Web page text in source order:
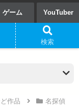
ゲーム YouTuber
作品
名探偵
検索